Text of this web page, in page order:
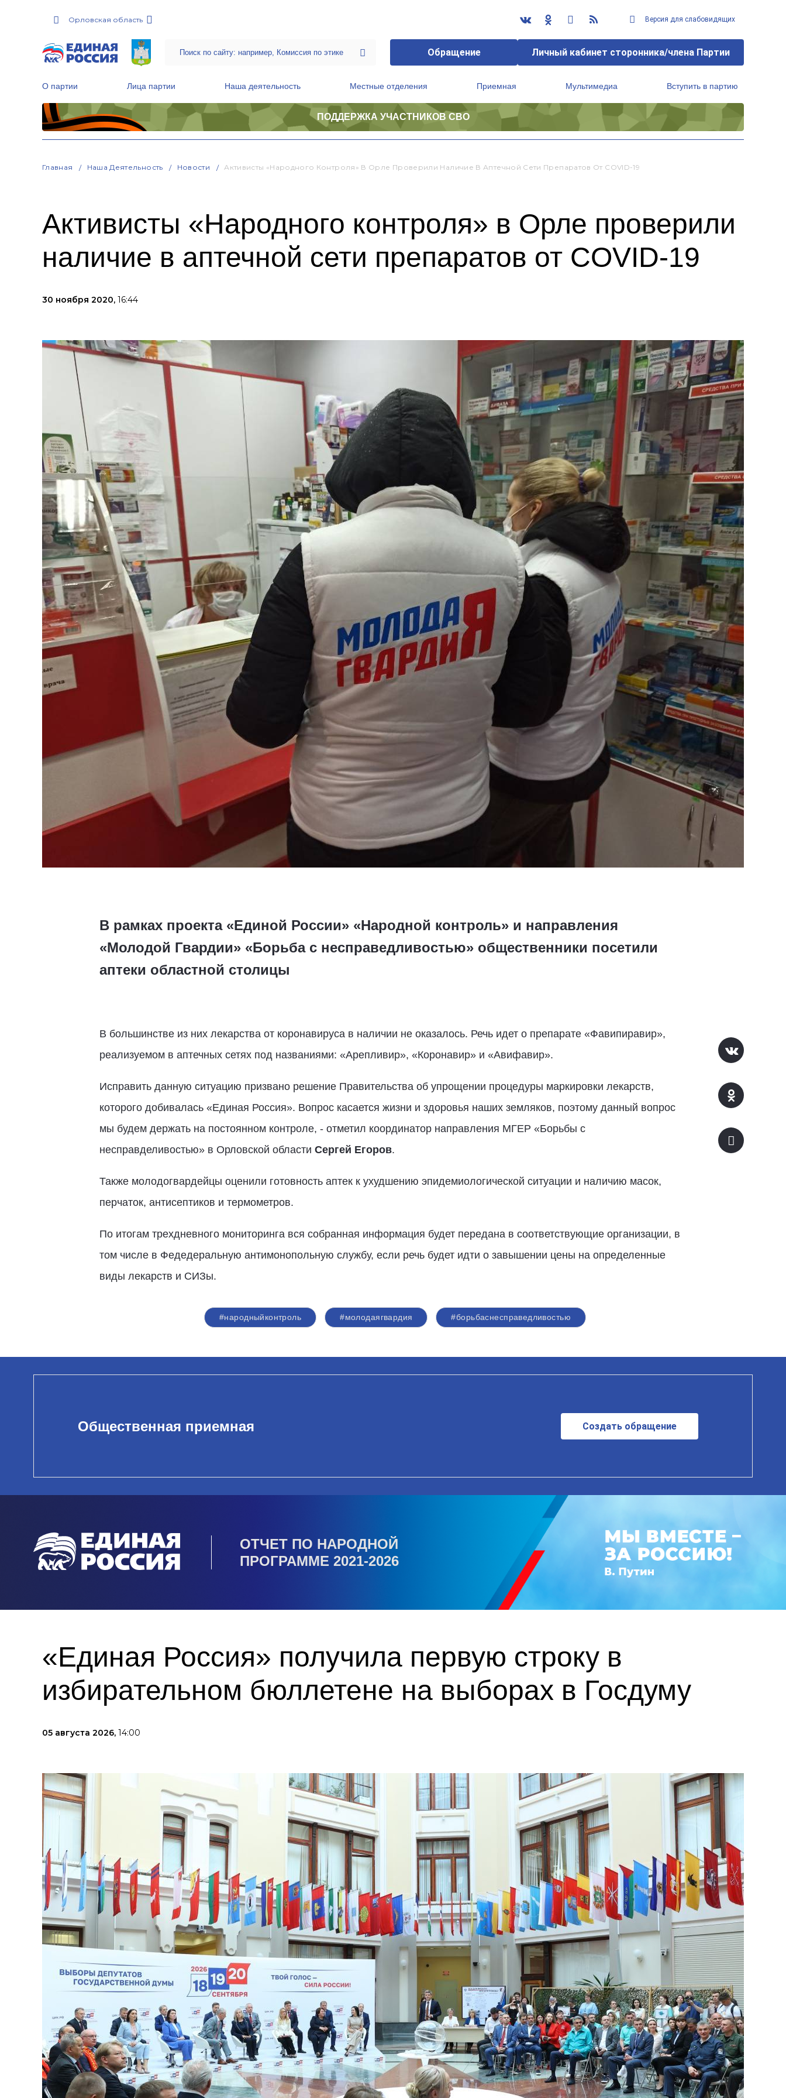
Орловская область Версия для слабовидящих
Обращение Личный кабинет сторонника/члена Партии
О партии Лица партии Наша деятельность Местные отделения Приемная Мультимедиа Вступить в партию
ПОДДЕРЖКА УЧАСТНИКОВ СВО
Главная Наша Деятельность Новости Активисты «Народного Контроля» В Орле Проверили Наличие В Аптечной Сети Препаратов От COVID-19
Активисты «Народного контроля» в Орле проверили
наличие в аптечной сети препаратов от COVID-19
30 ноября 2020, 16:44
В рамках проекта «Единой России» «Народной контроль» и направления
«Молодой Гвардии» «Борьба с несправедливостью» общественники посетили
аптеки областной столицы
В большинстве из них лекарства от коронавируса в наличии не оказалось. Речь идет о препарате «Фавипиравир»,
реализуемом в аптечных сетях под названиями: «Арепливир», «Коронавир» и «Авифавир».
Исправить данную ситуацию призвано решение Правительства об упрощении процедуры маркировки лекарств,
которого добивалась «Единая Россия». Вопрос касается жизни и здоровья наших земляков, поэтому данный вопрос
мы будем держать на постоянном контроле, - отметил координатор направления МГЕР «Борьбы с
несправделивостью» в Орловской области Сергей Егоров.
Также молодогвардейцы оценили готовность аптек к ухудшению эпидемиологической ситуации и наличию масок,
перчаток, антисептиков и термометров.
По итогам трехдневного мониторинга вся собранная информация будет передана в соответствующие организации, в
том числе в Федедеральную антимонопольную службу, если речь будет идти о завышении цены на определенные
виды лекарств и СИЗы.
#народныйконтроль #молодаягвардия #борьбаснесправедливостью
Общественная приемная Создать обращение
ОТЧЕТ ПО НАРОДНОЙ
ПРОГРАММЕ 2021-2026
«Единая Россия» получила первую строку в
избирательном бюллетене на выборах в Госдуму
05 августа 2026, 14:00